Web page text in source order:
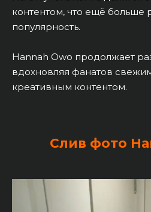
контентом, что ещё больше
популярность.
Hannah Owo продолжает
вдохновляя фанатов
креативным контентом.
Слив фото